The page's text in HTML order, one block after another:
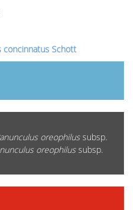
concinnatus Schott
oreophilus subsp.
oreophilus subsp.